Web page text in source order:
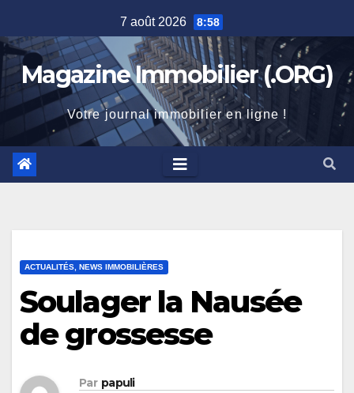
to
content
7 août 2026 8:58
Magazine Immobilier (.ORG)
Votre journal immobilier en ligne !
ACTUALITÉS, NEWS IMMOBILIÈRES
Soulager la Nausée
de grossesse
Par papuli